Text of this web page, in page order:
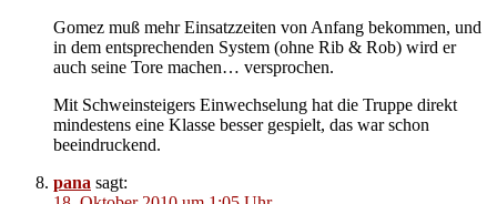
Gomez muß mehr Einsatzzeiten von Anfang bekommen, und
in dem entsprechenden System (ohne Rib & Rob) wird er
auch seine Tore machen… versprochen.
Mit Schweinsteigers Einwechselung hat die Truppe direkt
mindestens eine Klasse besser gespielt, das war schon
beeindruckend.
pana sagt: